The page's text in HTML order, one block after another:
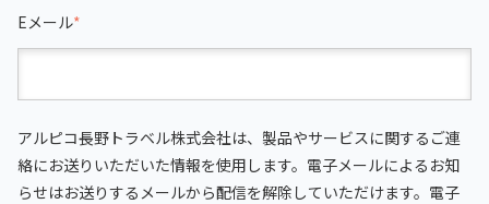
Eメール*
アルピコ長野トラベル株式会社は、製品やサービスに関するご連
絡にお送りいただいた情報を使用します。電子メールによるお知
らせはお送りするメールから配信を解除していただけます。電子